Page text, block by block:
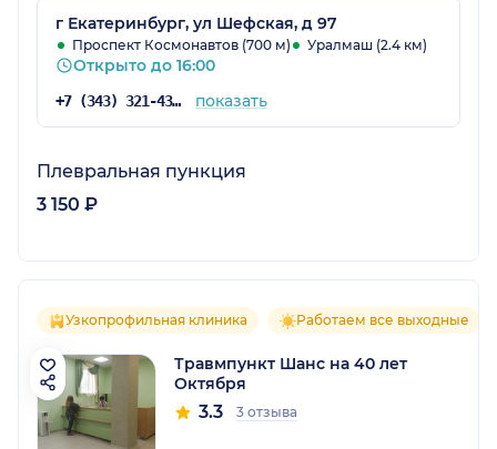
г Екатеринбург, ул Шефская, д 97
Проспект Космонавтов (700 м) Уралмаш (2.4 км)
Открыто до 16:00
+7 (343) 321-43-11 показать
Плевральная пункция
3 150 ₽
Узкопрофильная клиника Работаем все выходные
Травмпункт Шанс на 40 лет
Октября
3.3 3 отзыва